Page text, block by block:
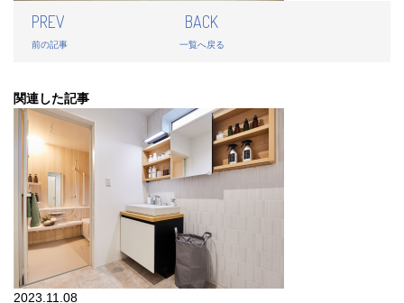
PREV
前の記事
BACK
一覧へ戻る
関連した記事
2023.11.08